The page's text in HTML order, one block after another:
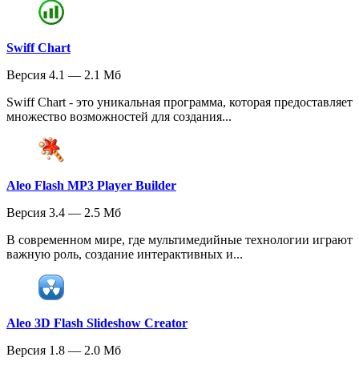
Swiff Chart
Версия 4.1 — 2.1 Мб
Swiff Chart - это уникальная программа, которая предоставляет
множество возможностей для создания...
Aleo Flash MP3 Player Builder
Версия 3.4 — 2.5 Мб
В современном мире, где мультимедийные технологии играют
важную роль, создание интерактивных и...
Aleo 3D Flash Slideshow Creator
Версия 1.8 — 2.0 Мб